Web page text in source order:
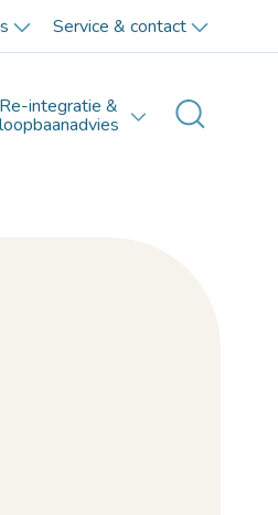
Service & contact
Re-integratie &
loopbaanadvies